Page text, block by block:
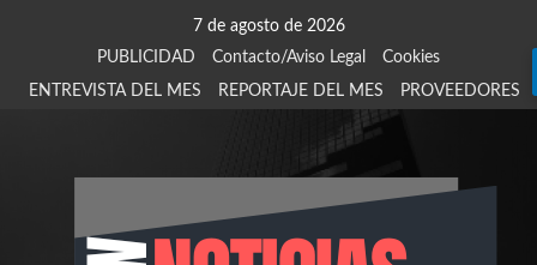
7 de agosto de 2026
PUBLICIDAD
Contacto/Aviso Legal
Cookies
ENTREVISTA DEL MES
REPORTAJE DEL MES PROVEEDORES
924 907